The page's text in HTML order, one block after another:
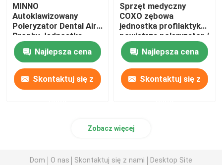
MINNO
Autoklawizowany
Poleryzator Dental Air
Prophy Jednostka
45psi
Najlepsza cena
Skontaktuj się z
Sprzęt medyczny
COXO zębowa
jednostka profilaktyka
powietrza poleryzator /
COXO Odłączalna
jednostka profilaktyka
powietrza zębów
ścierniające
piaskowanie
stomatologicznego do
profilaktyki
Najlepsza cena
Skontaktuj się z
Zobacz więcej
Dom O nas Skontaktuj się z nami Desktop Site